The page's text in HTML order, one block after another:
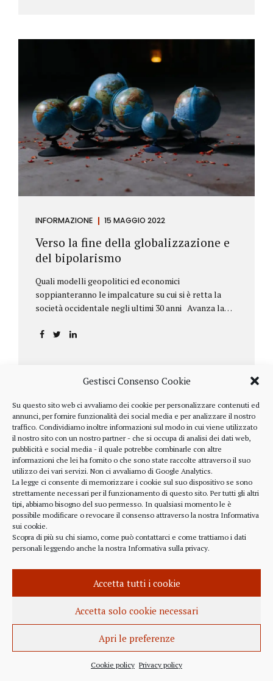
Gestisci Consenso Cookie
Su questo sito web ci avvaliamo dei cookie per personalizzare contenuti ed
annunci, per fornire funzionalità dei social media e per analizzare il nostro
traffico. Condividiamo inoltre informazioni sul modo in cui viene utilizzato
il nostro sito con un nostro partner - che si occupa di analisi dei dati web,
pubblicità e social media - il quale potrebbe combinarle con altre
informazioni che lei ha fornito o che sono state raccolte attraverso il suo
utilizzo dei vari servizi. Non ci avvaliamo di Google Analytics.
La legge ci consente di memorizzare i cookie sul suo dispositivo se sono
strettamente necessari per il funzionamento di questo sito. Per tutti gli altri
tipi, abbiamo bisogno del suo permesso. In qualsiasi momento le è
possibile modificare o revocare il consenso attraverso la nostra Informativa
sui cookie.
Scopra di più su chi siamo, come può contattarci e come trattiamo i dati
personali leggendo anche la nostra Informativa sulla privacy.
Accetta tutti i cookie
Accetta solo cookie necessari
Apri le preferenze
Cookie policy Privacy policy
bancario e postale, direttore generale
dell’Accademia di educazione finanziaria presieduta
da Beppe Ghisolfi. Avvocato Rizzo, si sono
registrati cambiamenti sulla percezione della
sicurezza dei propri risparmi? Parto da una
considerazione scientifica. John Ioannidis, noto
professore di medicina, di epidemiologia e...
INFORMAZIONE 15 MAGGIO 2022
Verso la fine della globalizzazione e
del bipolarismo
Quali modelli geopolitici ed economici
soppianteranno le impalcature su cui si è retta la
società occidentale negli ultimi 30 anni Avanza la
aprile ha fatto parecchio discutere il discorso che
una lettera annuale che Fink ha inviato agli
investitori, nella quale fa il punto sulla situazione
geopolitica ed economica globale, accompagnata da
alcune considerazioni sui profitti generati dalle
scelte finanziarie operate dal fondo BlackRock.
Occorre leggere molto attentamente il testo della
lettera
(https://www.blackrock.com/corporate/investor-
relations/larry-fink-chairmans-letter). Fink afferma
chiaramente che...
INFORMAZIONE 27 APRILE 2022
Istanza per l’abrogazione
dell’obbligo vaccinale al Governo
Italiano e alla Commissione Europea
Europea per l’abrogazione della normativa